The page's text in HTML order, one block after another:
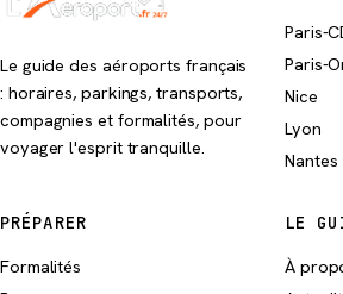
Le guide des aéroports français
: horaires, parkings, transports,
compagnies et formalités, pour
voyager l'esprit tranquille.
Paris-
Paris-
Nice
Lyon
Nantes
PRÉPARER
Formalités
LE
À